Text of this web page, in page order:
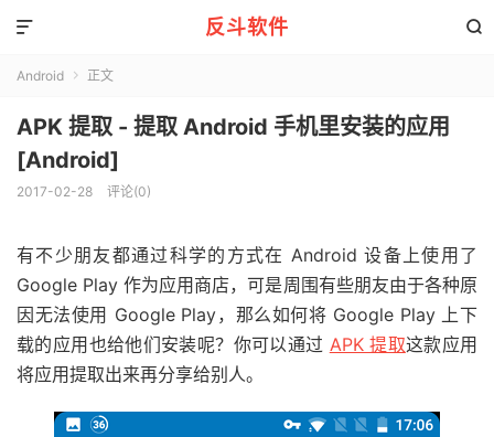
反斗软件 

Android  正文
APK 提取 - 提取 Android 手机里安装的应用
[Android]
2017-02-28 评论(0)
有不少朋友都通过科学的方式在 Android 设备上使用了
Google Play 作为应用商店，可是周围有些朋友由于各种原
因无法使用 Google Play，那么如何将 Google Play 上下
载的应用也给他们安装呢？你可以通过 APK 提取这款应用
将应用提取出来再分享给别人。